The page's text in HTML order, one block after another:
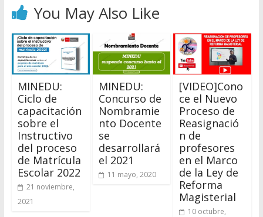
You May Also Like
MINEDU:
Ciclo de
capacitación
sobre el
Instructivo
del proceso
de Matrícula
Escolar 2022
21 noviembre,
2021
MINEDU:
Concurso de
Nombramie
nto Docente
se
desarrollará
el 2021
11 mayo, 2020
[VIDEO]Cono
ce el Nuevo
Proceso de
Reasignació
n de
profesores
en el Marco
de la Ley de
Reforma
Magisterial
10 octubre,